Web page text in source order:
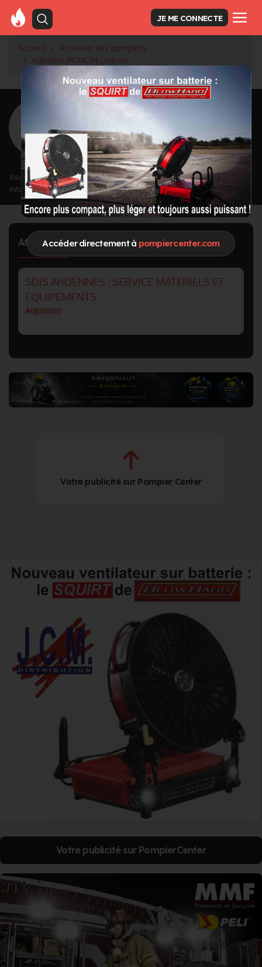
Accéder directement à pompiercenter.com
JE ME CONNECTE
Accueil
Annuaire des pompiers
Adjudant PONCIN Ludovic
Retour à la liste des pompiers
PONCIN
Ludovic
Grade : Adjudant
Inscrit depuis le 25/03/2024 à 11:05
Informations mises à jour le 25/03/2024 à 11:05
Affectation
SDIS ARDENNES : SERVICE MATERIELS ET
EQUIPEMENTS
Adjoint(e)
Votre publicité sur Pompier Center
Votre publicité sur PompierCenter